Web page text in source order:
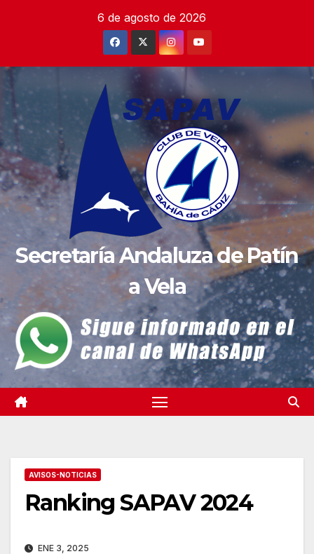
6 de agosto de 2026
Secretaría Andaluza de Patín
a Vela
AVISOS-NOTICIAS
Ranking SAPAV 2024
ENE 3, 2025